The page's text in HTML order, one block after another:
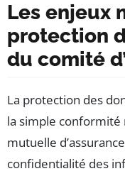
Les enjeux
protection
du comité
La protection des
la simple conformité
mutuelle
confidentialité des